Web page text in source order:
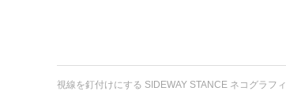
視線を釘付けにする SIDEWAY STANCE ネコグラフ